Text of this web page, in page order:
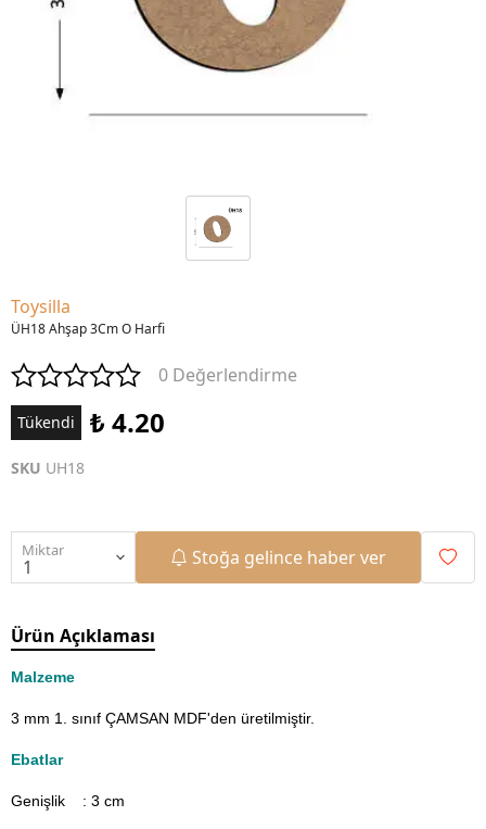
Toysilla
ÜH18 Ahşap 3Cm O Harfi
0 Değerlendirme
Tükendi ₺ 4.20
SKU UH18
Miktar Stoğa gelince haber ver
Ürün Açıklaması
Malzeme
3 mm 1. sınıf ÇAMSAN MDF'den üretilmiştir.
Ebatlar
Genişlik : 3 cm